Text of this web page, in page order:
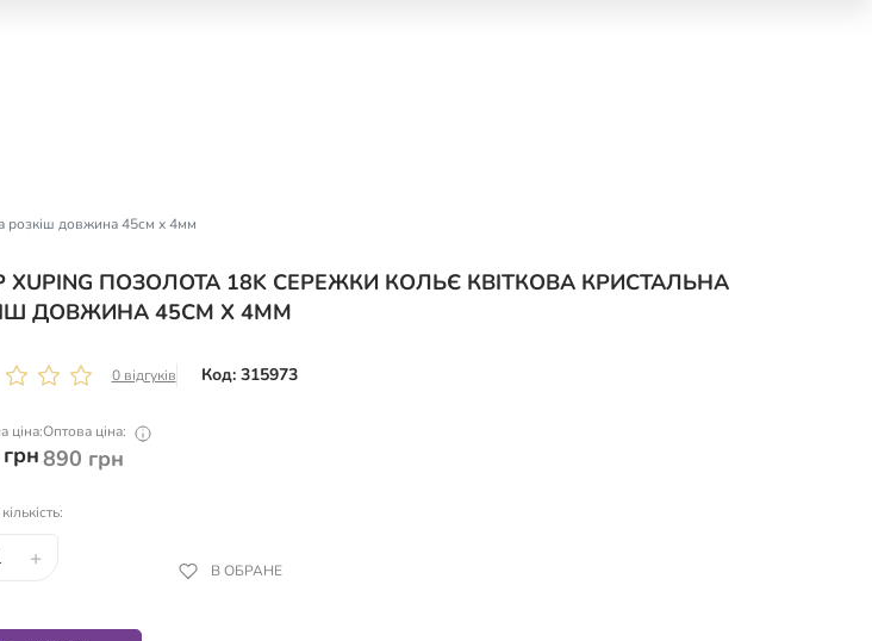
розкіш довжина 45см х 4мм
XUPING ПОЗОЛОТА 18K СЕРЕЖКИ КОЛЬЄ КВІТКОВА КРИСТАЛЬНА
ДОВЖИНА 45СМ Х 4ММ
0 відгуків Код: 315973
ціна:Оптова ціна:
890 грн
+ В ОБРАНЕ